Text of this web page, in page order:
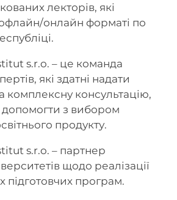
лекторів, які
онлайн форматі по
s.r.o. – це команда
які здатні надати
комплексну консультацію,
допомогти з вибором
продукту.
s.r.o. – партнер
щодо реалізації
підготовчих програм.